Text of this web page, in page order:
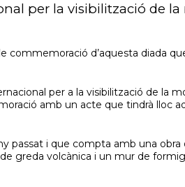
per la visibilització de
d’aquesta diada
per a la visibilització de la
amb un acte que tindrà lloc
passat i que compta amb una obra
greda volcànica i un mur de